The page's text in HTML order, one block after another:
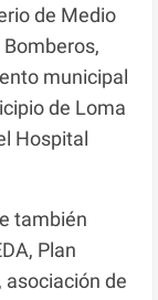
de Medio
municipal
de Loma
Hospital
también
Plan
asociación de